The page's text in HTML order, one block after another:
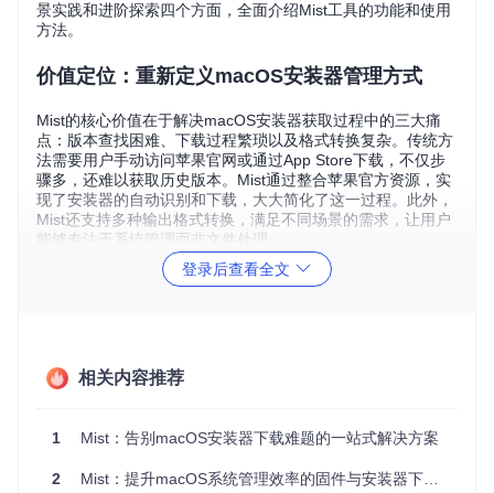
景实践和进阶探索四个方面，全面介绍Mist工具的功能和使用
方法。
价值定位：重新定义macOS安装器管理方式
Mist的核心价值在于解决macOS安装器获取过程中的三大痛
点：版本查找困难、下载过程繁琐以及格式转换复杂。传统方
法需要用户手动访问苹果官网或通过App Store下载，不仅步
骤多，还难以获取历史版本。Mist通过整合苹果官方资源，实
现了安装器的自动识别和下载，大大简化了这一过程。此外，
Mist还支持多种输出格式转换，满足不同场景的需求，让用户
能够专注于系统管理而非文件处理。
核心能力：五大技术特性驱动高效管理
Mist能够自动扫描苹果官方服务器，获取所有可用的macOS版
本信息，并根据用户设备兼容性进行筛选。用户可以通过简单
更新版本信息，确保用户获取到最新和最适合的安装器。
多线程下载与断点续传
登录后查看全文
相关内容推荐
1 Mist：告别macOS安装器下载难题的一站式解决方案
2 Mist：提升macOS系统管理效率的固件与安装器下载工具